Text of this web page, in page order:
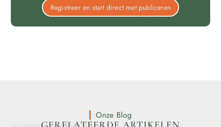
Registreer en start direct met publiceren
Onze Blog